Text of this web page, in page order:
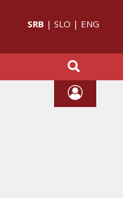
SRB | SLO | ENG